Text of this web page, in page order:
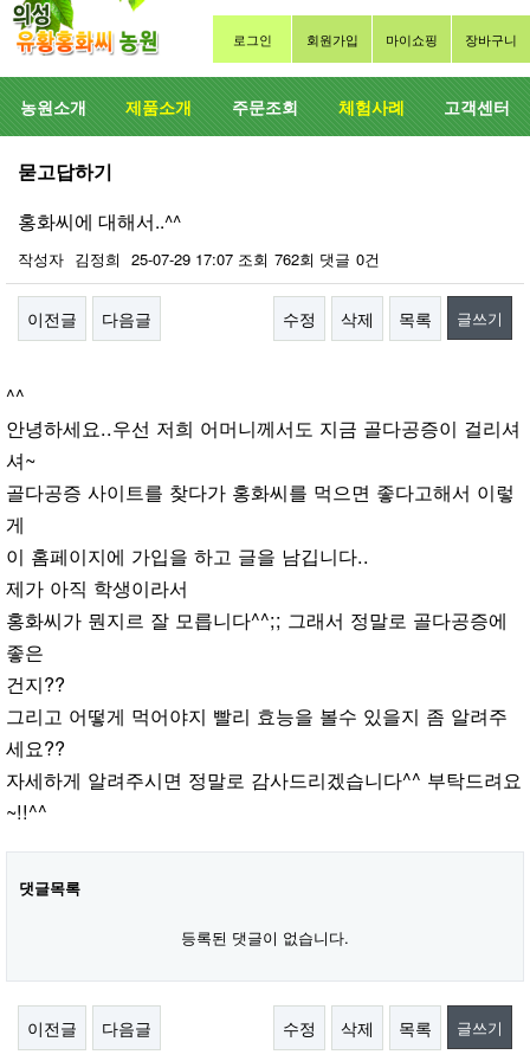
로그인 회원가입 마이쇼핑 장바구니
농원소개 제품소개 주문조회 체험사례 고객센터
묻고답하기
홍화씨에 대해서..^^
작성자 김정희 25-07-29 17:07 조회 762회 댓글 0건
이전글 다음글 수정 삭제 목록 글쓰기
^^
안녕하세요..우선 저희 어머니께서도 지금 골다공증이 걸리셔
셔~
골다공증 사이트를 찾다가 홍화씨를 먹으면 좋다고해서 이렇
게
이 홈페이지에 가입을 하고 글을 남깁니다..
제가 아직 학생이라서
홍화씨가 뭔지르 잘 모릅니다^^;; 그래서 정말로 골다공증에
좋은
건지??
그리고 어떻게 먹어야지 빨리 효능을 볼수 있을지 좀 알려주
세요??
자세하게 알려주시면 정말로 감사드리겠습니다^^ 부탁드려요
~!!^^
댓글목록
등록된 댓글이 없습니다.
이전글 다음글 수정 삭제 목록 글쓰기